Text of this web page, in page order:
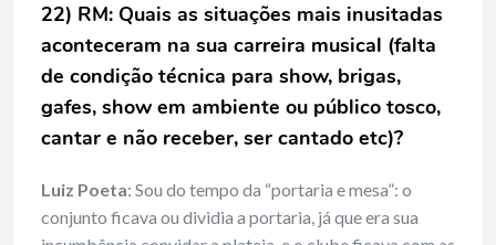
22) RM: Quais as situações mais inusitadas
aconteceram na sua carreira musical (falta
de condição técnica para show, brigas,
gafes, show em ambiente ou público tosco,
cantar e não receber, ser cantado etc)?
Luiz Poeta: Sou do tempo da “portaria e mesa”: o
conjunto ficava ou dividia a portaria, já que era sua